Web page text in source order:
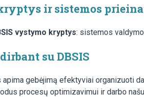
ir sistemos
vystymo kryptys: sistemos
su DBSIS
apima gebėjimą efektyviai organizuoti
procesų optimizavimui ir darbo